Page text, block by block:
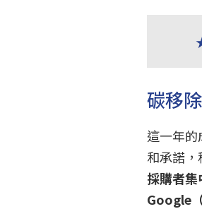
碳移
這一年
和承諾
採購者
Google